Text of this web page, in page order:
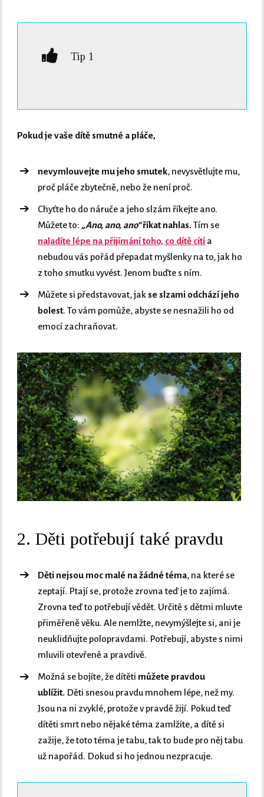
Tip 1
Pokud je vaše dítě smutné a pláče,
nevymlouvejte mu jeho smutek, nevysvětlujte mu,
proč pláče zbytečně, nebo že není proč.
Chyťte ho do náruče a jeho slzám říkejte ano.
Můžete to: „Ano, ano, ano“říkat nahlas. Tím se
naladíte lépe na přijímání toho, co dítě cítí a
nebudou vás pořád přepadat myšlenky na to, jak ho
z toho smutku vyvést. Jenom buďte s ním.
Můžete si představovat, jak se slzami odchází jeho
bolest. To vám pomůže, abyste se nesnažili ho od
emocí zachraňovat.
2. Děti potřebují také pravdu
Děti nejsou moc malé na žádné téma, na které se
zeptají. Ptají se, protože zrovna teď je to zajímá.
Zrovna teď to potřebují vědět. Určitě s dětmi mluvte
přiměřeně věku. Ale nemlžte, nevymýšlejte si, ani je
neuklidňujte polopravdami. Potřebují, abyste s nimi
mluvili otevřeně a pravdivě.
Možná se bojíte, že dítěti můžete pravdou
ublížit. Děti snesou pravdu mnohem lépe, než my.
Jsou na ni zvyklé, protože v pravdě žijí. Pokud teď
dítěti smrt nebo nějaké téma zamlžíte, a dítě si
zažije, že toto téma je tabu, tak to bude pro něj tabu
už napořád. Dokud si ho jednou nezpracuje.